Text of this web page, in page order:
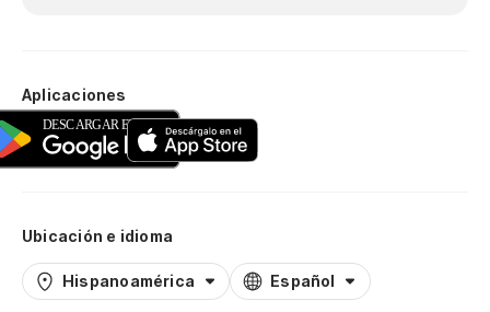
Aplicaciones
Ubicación e idioma
Hispanoamérica Español